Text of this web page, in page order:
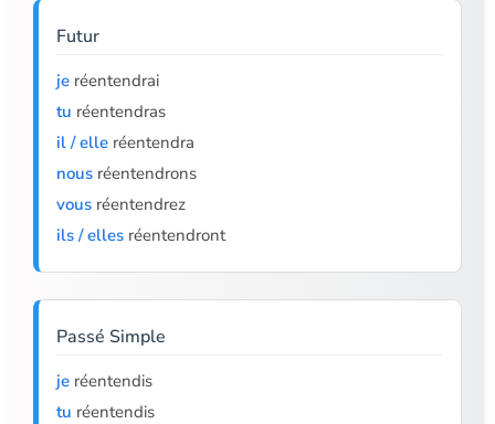
Futur
je réentendrai
tu réentendras
il / elle réentendra
nous réentendrons
vous réentendrez
ils / elles réentendront
Passé Simple
je réentendis
tu réentendis